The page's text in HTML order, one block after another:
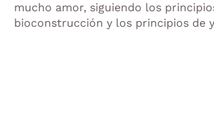
mucho amor, siguiendo los
bioconstrucción y los principios de